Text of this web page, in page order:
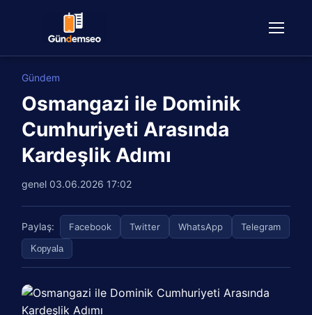
Gündem
Osmangazi ile Dominik
Cumhuriyeti Arasında
Kardeşlik Adımı
genel 03.06.2026 17:02
Paylaş: Facebook Twitter WhatsApp Telegram
Kopyala